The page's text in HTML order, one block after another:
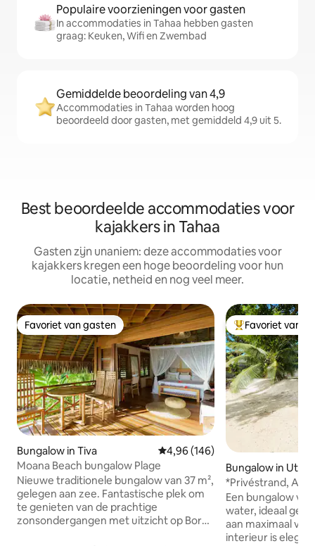
Populaire voorzieningen voor gasten
In accommodaties in Tahaa hebben gasten
graag: Keuken, Wifi en Zwembad
Gemiddelde beoordeling van 4,9
Accommodaties in Tahaa worden hoog
beoordeeld door gasten, met gemiddeld 4,9 uit 5.
Best beoordeelde accommodaties voor
kajakkers in Tahaa
Gasten zijn unaniem: deze accommodaties voor
kajakkers kregen een hoge beoordeling voor hun
locatie, netheid en nog veel meer.
Favoriet van gasten
Favoriet van gasten
Bungalow in Tiva Gemiddelde beoordeling van
4,96 (146)
Moana Beach bungalow Plage
Nieuwe traditionele bungalow van 37 m²,
gelegen aan zee. Fantastische plek om
te genieten van de prachtige
zonsondergangen met uitzicht op Bora
Topfavoriet van
Favoriet van
Bungalow in
*Privéstrand, A/C
water Miri
Een bungalow
water, ideaal
aan maximaal
interieur is